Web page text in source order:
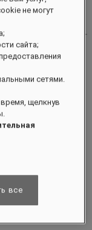
не могут
сайта;
сетями.
щелкнув
все